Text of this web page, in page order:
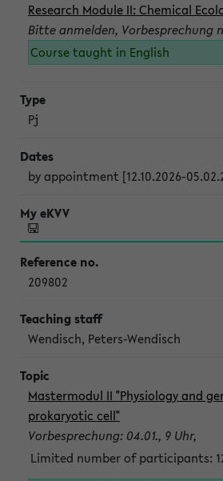
Research Module II: Chemical
Bitte anmelden, Vorbesprechung
Course taught in English
Pj
by appointment [12.10.2026-
209802
Wendisch, Peters-Wendisch
Mastermodul II "Physiology and
prokaryotic cell"
Vorbesprechung: 04.01., 9 Uhr,
Limited number of participants: